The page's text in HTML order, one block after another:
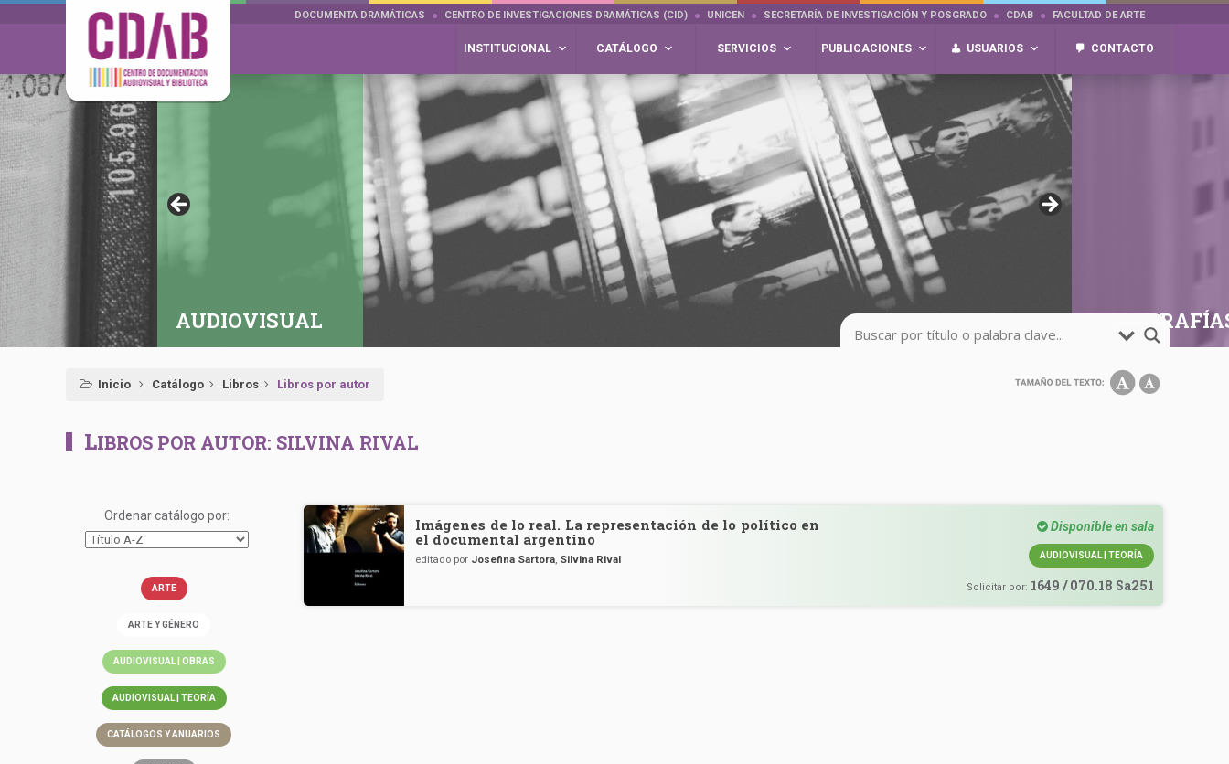
DOCUMENTA DRAMÁTICAS CENTRO DE INVESTIGACIONES DRAMÁTICAS (CID) UNICEN SECRETARÍA DE INVESTIGACIÓN Y POSGRADO CDAB FACULTAD DE ARTE
INSTITUCIONAL CATÁLOGO SERVICIOS PUBLICACIONES USUARIOS CONTACTO
AUDIOVISUAL
Inicio Catálogo Libros Libros por autor
LIBROS POR AUTOR: SILVINA RIVAL
Ordenar catálogo por:
ARTE
ARTE Y GÉNERO
AUDIOVISUAL | OBRAS
AUDIOVISUAL | TEORÍA
CATÁLOGOS Y ANUARIOS
Imágenes de lo real. La representación de lo político en
el documental argentino
editado por Josefina Sartora, Silvina Rival
Disponible en sala
AUDIOVISUAL | TEORÍA
Solicitar por: 1649 / 070.18 Sa251